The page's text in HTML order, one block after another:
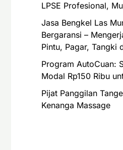
LPSE Profesional,
Jasa Bengkel Las
Bergaransi –
Pintu, Pagar, Tangki
Program AutoCuan:
Modal Rp150 Ribu
Pijat Panggilan
Kenanga Massage